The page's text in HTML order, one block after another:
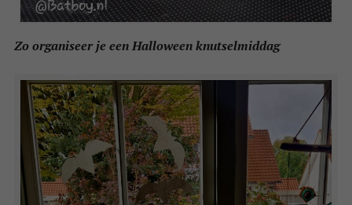
Zo organiseer je een Halloween knutselmiddag